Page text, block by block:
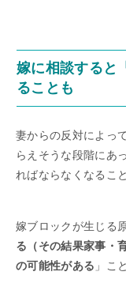
嫁に相談すると
ることも
妻からの反対によっ
らえそうな段階にあ
ればならなくなるこ
嫁ブロックが生じる
る（その結果家事・
の可能性がある 」こ